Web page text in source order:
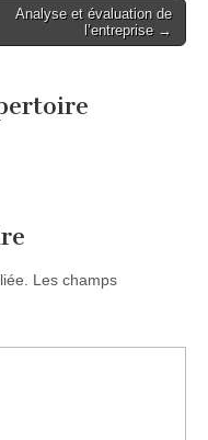
Analyse et évaluation de
l’entreprise →
Les champs